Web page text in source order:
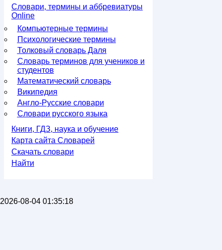
Словари, термины и аббревиатуры
Online
Компьютерные термины
Психологические термины
Толковый словарь Даля
Словарь терминов для учеников и
студентов
Математический словарь
Википедия
Англо-Русские словари
Словари русского языка
Книги, ГДЗ, наука и обучение
Карта сайта Словарей
Скачать словари
Найти
2026-08-04 01:35:18